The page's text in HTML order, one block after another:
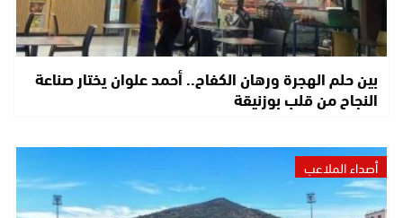
بين حلم الهجرة ورهان الكفاح.. أحمد علوان يختار صناعة
النجاح من قلب بوزنيقة
أصداء الملاعب